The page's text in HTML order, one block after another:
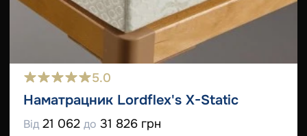
5.0
Наматрацник Lordflex's Х-Static
Від 21 062 до 31 826 грн